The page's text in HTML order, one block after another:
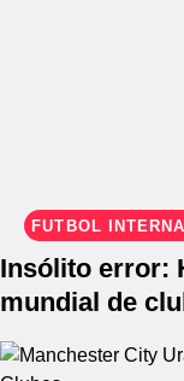
FÚTBOL
Insólito error:
mundial de